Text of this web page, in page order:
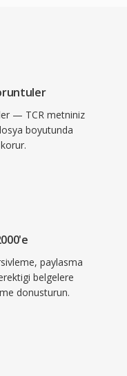
— TCR metniniz
boyutunda
paylasma
belgelere
donusturun.